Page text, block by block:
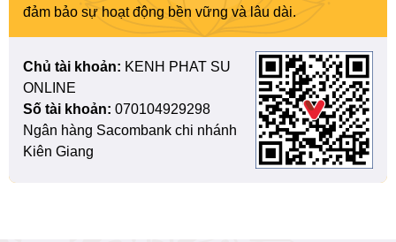
đảm bảo sự hoạt động bền vững và lâu dài.
Chủ tài khoản: KENH PHAT SU
ONLINE
Số tài khoản: 070104929298
Ngân hàng Sacombank chi nhánh
Kiên Giang